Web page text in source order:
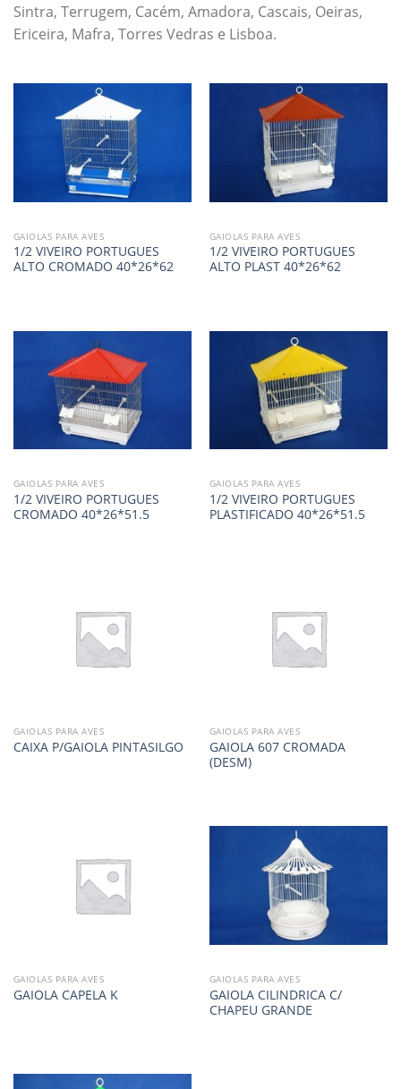
Sintra, Terrugem, Cacém, Amadora, Cascais, Oeiras,
Ericeira, Mafra, Torres Vedras e Lisboa.
GAIOLAS PARA AVES
1/2 VIVEIRO PORTUGUES
ALTO CROMADO 40*26*62
GAIOLAS PARA AVES
1/2 VIVEIRO PORTUGUES
ALTO PLAST 40*26*62
GAIOLAS PARA AVES
1/2 VIVEIRO PORTUGUES
CROMADO 40*26*51.5
GAIOLAS PARA AVES
1/2 VIVEIRO PORTUGUES
PLASTIFICADO 40*26*51.5
GAIOLAS PARA AVES
CAIXA P/GAIOLA PINTASILGO
GAIOLAS PARA AVES
GAIOLA 607 CROMADA
(DESM)
GAIOLAS PARA AVES
GAIOLA CAPELA K
GAIOLAS PARA AVES
GAIOLA CILINDRICA C/
CHAPEU GRANDE